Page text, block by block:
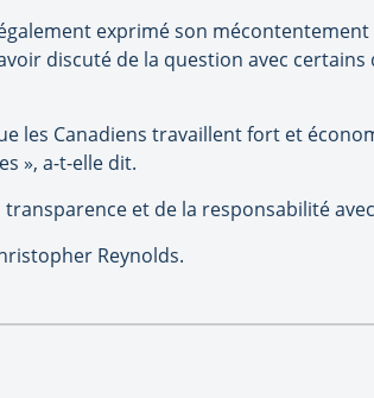
exprimé son
discuté de la question avec
les Canadiens travaillent fort et
», a-t-elle dit.
et de la responsabilité avec
Reynolds.